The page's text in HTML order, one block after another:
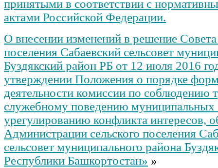
принятыми в соответствии с
актами Российской Федерации.
О внесении изменений в решение Совета
поселения Сабаевский сельсовет
Буздякский район РБ от 12 июля 2016
утверждении Положения о порядке
деятельности комиссии по соблюдению
служебному поведению
урегулированию конфликта интересов,
Администрации сельского поселения
сельсовет муниципального района
Республики Башкортостан» »